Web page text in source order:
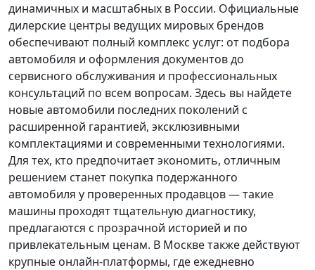
динамичных и масштабных в России. Официальные
дилерские центры ведущих мировых брендов
обеспечивают полный комплекс услуг: от подбора
автомобиля и оформления документов до
сервисного обслуживания и профессиональных
консультаций по всем вопросам. Здесь вы найдете
новые автомобили последних поколений с
расширенной гарантией, эксклюзивными
комплектациями и современными технологиями.
Для тех, кто предпочитает экономить, отличным
решением станет покупка подержанного
автомобиля у проверенных продавцов — такие
машины проходят тщательную диагностику,
предлагаются с прозрачной историей и по
привлекательным ценам. В Москве также действуют
крупные онлайн-платформы, где ежедневно